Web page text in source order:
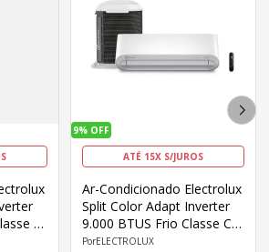
C
9% OFF
ATÉ 15X S/JUROS
Ar-Condicionado Electrolux
Split Color Adapt Inverter
9.000 BTUS Frio Classe C
Wi-Fi YE09F/YI09F
ELECTROLUX